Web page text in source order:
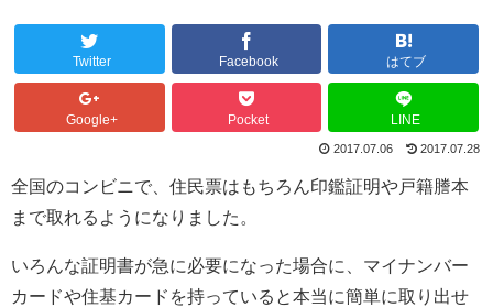
Twitter Facebook はてブ
Google+ Pocket LINE
2017.07.06 2017.07.28
全国のコンビニで、住民票はもちろん印鑑証明や戸籍謄本
まで取れるようになりました。
いろんな証明書が急に必要になった場合に、マイナンバー
カードや住基カードを持っていると本当に簡単に取り出せ